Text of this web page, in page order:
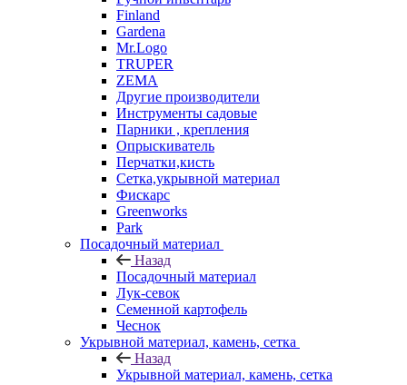
Finland
Gardena
Mr.Logo
TRUPER
ZEMA
Другие производители
Инструменты садовые
Парники , крепления
Опрыскиватель
Перчатки,кисть
Сетка,укрывной материал
Фискарс
Greenworks
Park
Посадочный материал
Назад
Посадочный материал
Лук-севок
Семенной картофель
Чеснок
Укрывной материал, камень, сетка
Назад
Укрывной материал, камень, сетка